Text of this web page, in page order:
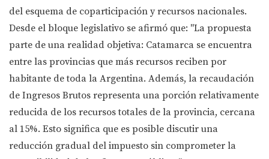
del esquema de coparticipación y recursos nacionales.
Desde el bloque legislativo se afirmó que: "La propuesta
parte de una realidad objetiva: Catamarca se encuentra
entre las provincias que más recursos reciben por
habitante de toda la Argentina. Además, la recaudación
de Ingresos Brutos representa una porción relativamente
reducida de los recursos totales de la provincia, cercana
al 15%. Esto significa que es posible discutir una
reducción gradual del impuesto sin comprometer la